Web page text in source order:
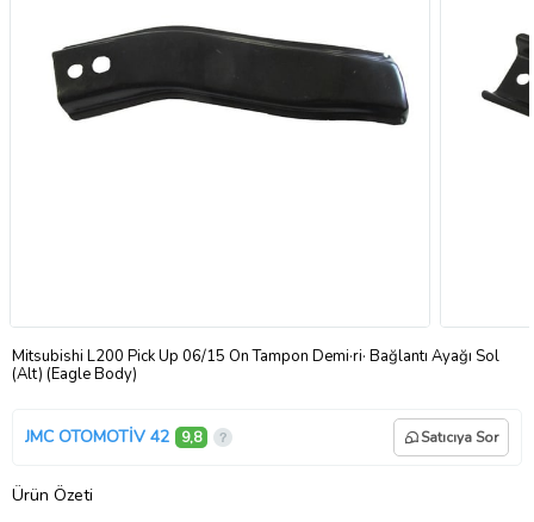
Mitsubishi L200 Pick Up 06/15 Ön Tampon Demi·ri· Bağlantı Ayağı Sol
(Alt) (Eagle Body)
JMC OTOMOTİV 42 9,8 Satıcıya Sor
Ürün Özeti